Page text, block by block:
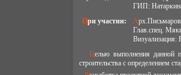
ГИП:
При участии:
Глав.спец.
Целью выполнения данной проектной документации является: разработка генплана территории 1-ой очереди
строительства с определением